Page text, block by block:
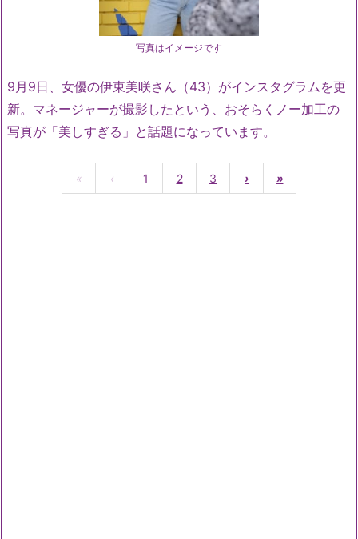
写真はイメージです
9月9日、女優の伊東美咲さん（43）がインスタグラムを更
新。マネージャーが撮影したという、おそらくノー加工の
写真が「美しすぎる」と話題になっています。
« ‹ 1 2 3 › »